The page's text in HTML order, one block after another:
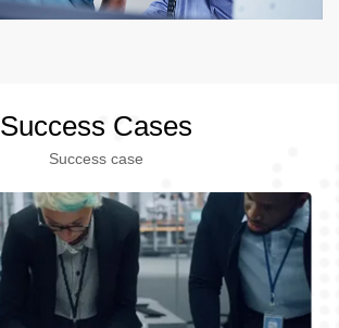
Success Cases
Success case